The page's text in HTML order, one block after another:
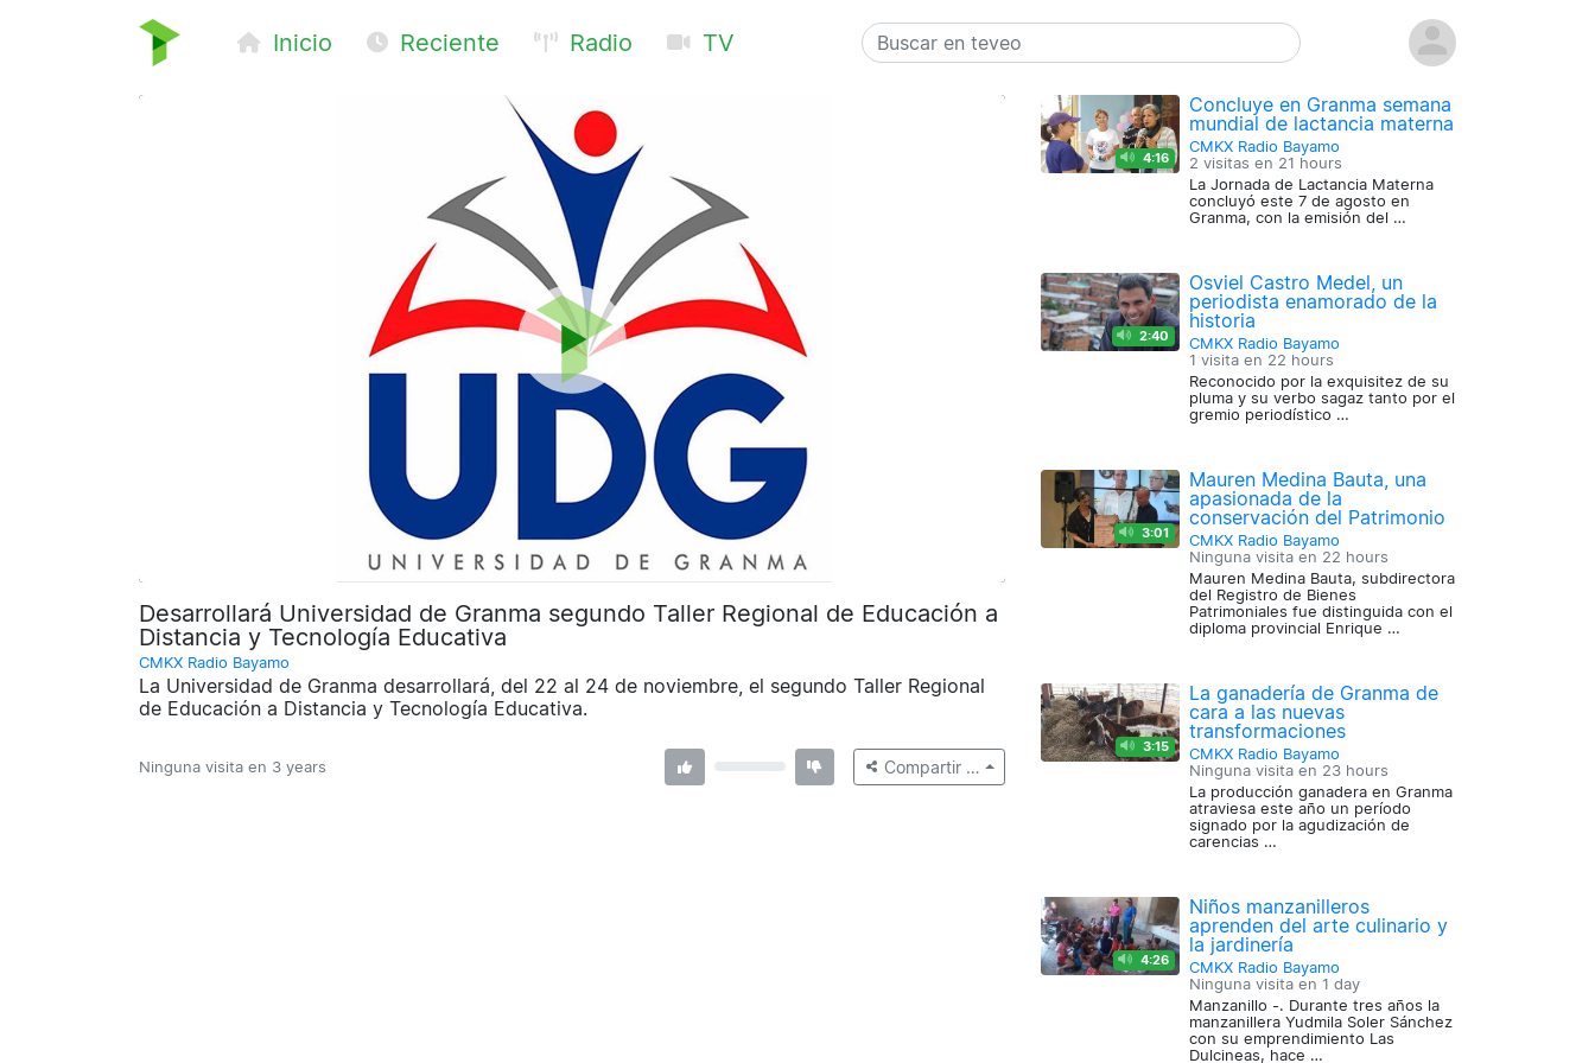
Inicio Reciente Radio TV
Desarrollará Universidad de Granma segundo Taller Regional de Educación a
Distancia y Tecnología Educativa
CMKX Radio Bayamo
La Universidad de Granma desarrollará, del 22 al 24 de noviembre, el segundo Taller Regional
de Educación a Distancia y Tecnología Educativa.
Ninguna visita en 3 years Compartir …
4:16
Concluye en Granma semana
mundial de lactancia materna
CMKX Radio Bayamo
2 visitas en 21 hours
La Jornada de Lactancia Materna
concluyó este 7 de agosto en
Granma, con la emisión del …
2:40
Osviel Castro Medel, un
periodista enamorado de la
historia
CMKX Radio Bayamo
1 visita en 22 hours
Reconocido por la exquisitez de su
pluma y su verbo sagaz tanto por el
gremio periodístico …
3:01
Mauren Medina Bauta, una
apasionada de la
conservación del Patrimonio
CMKX Radio Bayamo
Ninguna visita en 22 hours
Mauren Medina Bauta, subdirectora
del Registro de Bienes
Patrimoniales fue distinguida con el
diploma provincial Enrique …
3:15
La ganadería de Granma de
cara a las nuevas
transformaciones
CMKX Radio Bayamo
Ninguna visita en 23 hours
La producción ganadera en Granma
atraviesa este año un período
signado por la agudización de
carencias …
4:26
Niños manzanilleros
aprenden del arte culinario y
la jardinería
CMKX Radio Bayamo
Ninguna visita en 1 day
Manzanillo -. Durante tres años la
manzanillera Yudmila Soler Sánchez
con su emprendimiento Las
Dulcineas, hace …